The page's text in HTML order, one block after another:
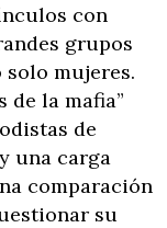
con
grupos
solo mujeres.
de la mafia”
de
una carga
comparación
su